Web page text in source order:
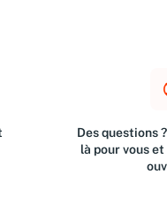
Des questions
là pour vous